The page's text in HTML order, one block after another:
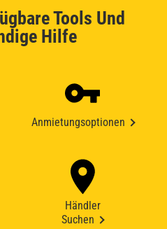
Tools Und
Hilfe
Anmietungsoptionen
Händler
Suchen